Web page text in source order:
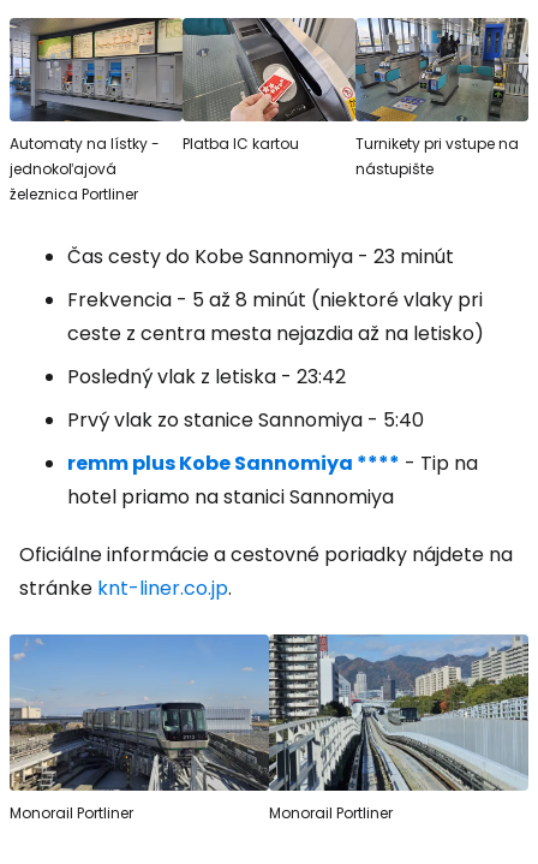
Automaty na lístky -
jednokoľajová
železnica Portliner
Platba IC kartou
Turnikety pri vstupe na
nástupište
Čas cesty do Kobe Sannomiya - 23 minút
Frekvencia - 5 až 8 minút (niektoré vlaky pri
ceste z centra mesta nejazdia až na letisko)
Posledný vlak z letiska - 23:42
Prvý vlak zo stanice Sannomiya - 5:40
remm plus Kobe Sannomiya **** - Tip na
hotel priamo na stanici Sannomiya
Oficiálne informácie a cestovné poriadky nájdete na
stránke knt-liner.co.jp.
Monorail Portliner Monorail Portliner